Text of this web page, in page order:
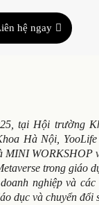
hệ ngay
tại Hội trường
Hà Nội,
MINI WORKSHOP
trong giáo
nghiệp và
dục và chuyển đổi